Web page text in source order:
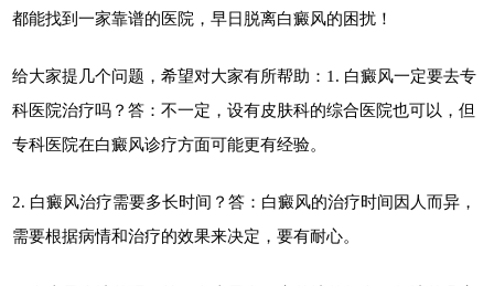
都能找到一家靠谱的医院，早日脱离白癜风的困扰！
给大家提几个问题，希望对大家有所帮助：1. 白癜风一定要去专
科医院治疗吗？答：不一定，设有皮肤科的综合医院也可以，但
专科医院在白癜风诊疗方面可能更有经验。
2. 白癜风治疗需要多长时间？答：白癜风的治疗时间因人而异，
需要根据病情和治疗的效果来决定，要有耐心。